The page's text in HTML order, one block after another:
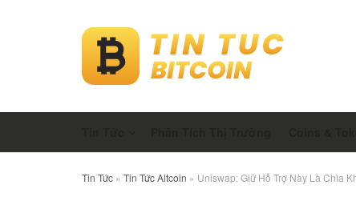
Tin Tức » Tin Tức Altcoin » Uniswap: Giữ Hỗ Trợ Này Là Chìa